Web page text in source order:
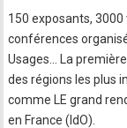
150 exposants,
conférences
Usages... La
des régions les plus
comme LE grand
en France (IdO).